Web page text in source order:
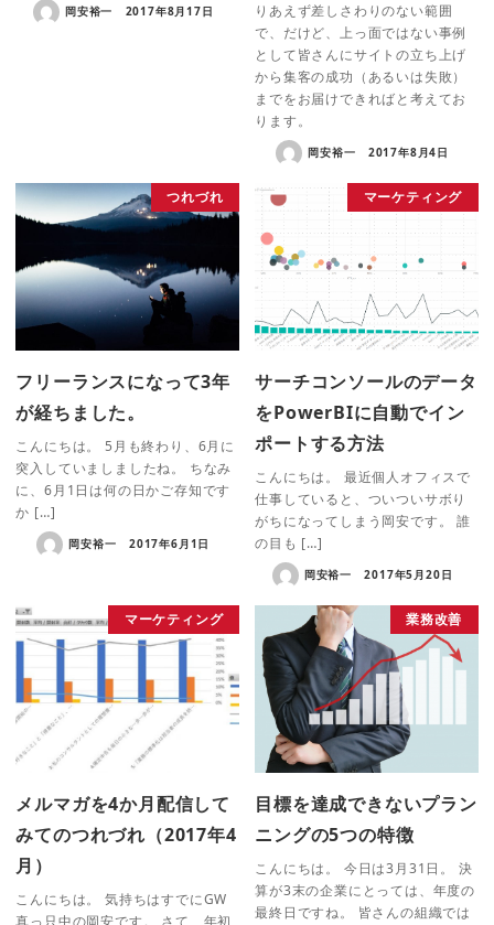
岡安裕一 2017年8月17日
りあえず差しさわりのない範囲
で、だけど、上っ面ではない事例
として皆さんにサイトの立ち上げ
から集客の成功（あるいは失敗）
までをお届けできればと考えてお
ります。
岡安裕一 2017年8月4日
つれづれ
フリーランスになって3年
が経ちました。
こんにちは。 5月も終わり、6月に
突入していましましたね。 ちなみ
に、6月1日は何の日かご存知です
か […]
岡安裕一 2017年6月1日
マーケティング
サーチコンソールのデータ
をPowerBIに自動でイン
ポートする方法
こんにちは。 最近個人オフィスで
仕事していると、ついついサボり
がちになってしまう岡安です。 誰
の目も […]
岡安裕一 2017年5月20日
マーケティング
メルマガを4か月配信して
みてのつれづれ（2017年4
月）
こんにちは。 気持ちはすでにGW
真っ只中の岡安です。 さて、年初
業務改善
目標を達成できないプラン
ニングの5つの特徴
こんにちは。 今日は3月31日。 決
算が3末の企業にとっては、年度の
最終日ですね。 皆さんの組織では